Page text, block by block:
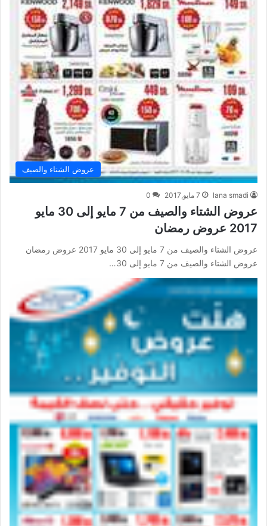
عروض الشتاء والصيف
lana smadi 7 مايو,2017 0
عروض الشتاء والصيف من 7 مايو إلى 30 مايو
2017 عروض رمضان
عروض الشتاء والصيف من 7 مايو إلى 30 مايو 2017 عروض رمضان
عروض الشتاء والصيف من 7 مايو إلى 30…